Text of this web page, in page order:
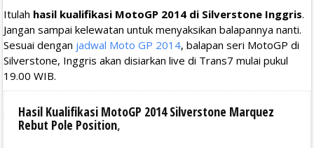
Itulah hasil kualifikasi MotoGP 2014 di Silverstone Inggris.
Jangan sampai kelewatan untuk menyaksikan balapannya nanti.
Sesuai dengan jadwal Moto GP 2014, balapan seri MotoGP di
Silverstone, Inggris akan disiarkan live di Trans7 mulai pukul
19.00 WIB.
Hasil Kualifikasi MotoGP 2014 Silverstone Marquez
Rebut Pole Position,